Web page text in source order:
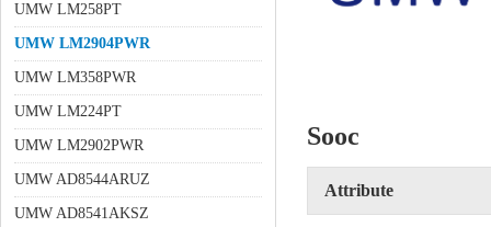
UMW LM258PT
UMW LM2904PWR
UMW LM358PWR
UMW LM224PT
UMW LM2902PWR
UMW AD8544ARUZ
UMW AD8541AKSZ
Sooc
Attribute